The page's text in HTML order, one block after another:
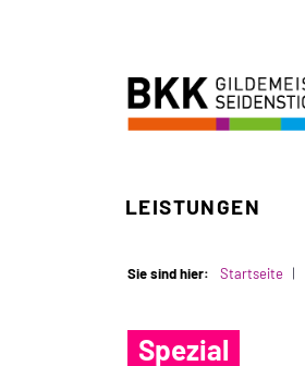
BKK Gildemeister
Seidensticker
LEISTUNGEN
Sie sind hier: Startseite
Spezial